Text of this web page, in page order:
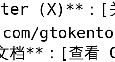
(X)**：[关
档**：[查看